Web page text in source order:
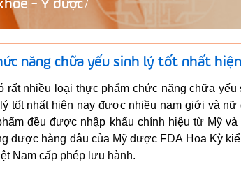
- Y dược
năng chữa yếu sinh lý tốt nhất
rất nhiều loại thực phẩm chức năng chữa
tốt nhất hiện nay được nhiều nam giới và
đều được nhập khẩu chính hiệu từ Mỹ
dược hàng đâu của Mỹ được FDA Hoa Kỳ
Nam cấp phép lưu hành.